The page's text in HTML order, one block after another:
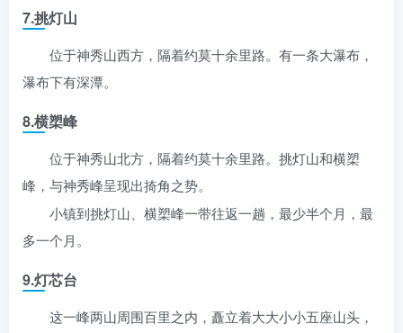
7.挑灯山
位于神秀山西方，隔着约莫十余里路。有一条大瀑布，
瀑布下有深潭。
8.横槊峰
位于神秀山北方，隔着约莫十余里路。挑灯山和横槊
峰，与神秀峰呈现出掎角之势。
小镇到挑灯山、横槊峰一带往返一趟，最少半个月，最
多一个月。
9.灯芯台
这一峰两山周围百里之内，矗立着大大小小五座山头，